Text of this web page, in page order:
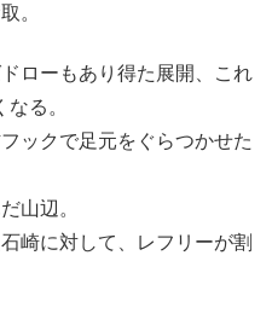
。
ローもあり得た展開、これ
る。
ックで足元をぐらつかせた
山辺。
崎に対して、レフリーが割